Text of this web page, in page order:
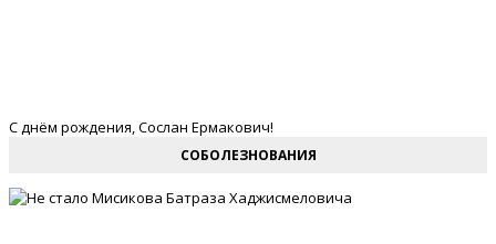
С днём рождения, Сослан Ермакович!
СОБОЛЕЗНОВАНИЯ